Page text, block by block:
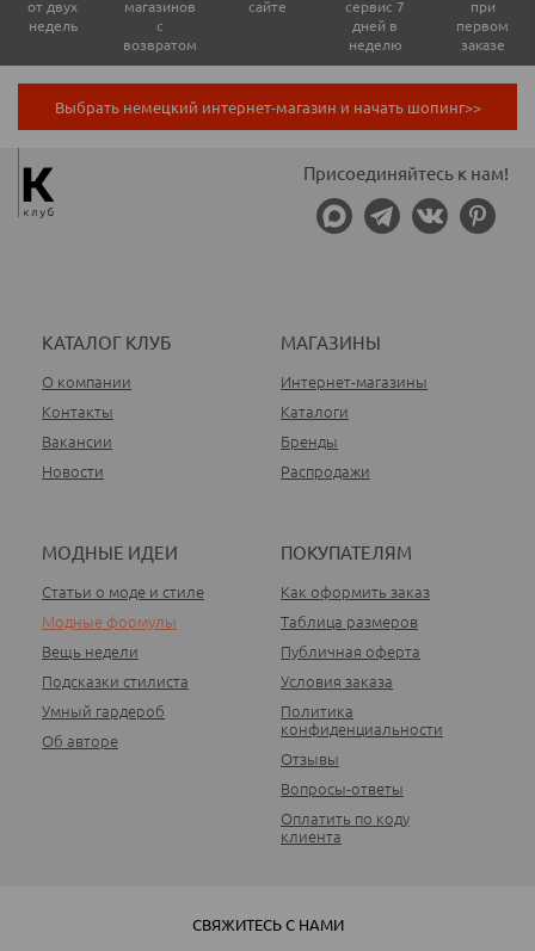
от двух
недель
магазинов
с
возвратом
сайте
сервис 7
дней в
неделю
при
первом
заказе
Выбрать немецкий интернет-магазин и начать шопинг>>
Присоединяйтесь к нам!
КАТАЛОГ КЛУБ
О компании
Контакты
Вакансии
Новости
ПОКУПАТЕЛЯМ
Как оформить заказ
Таблица размеров
Публичная оферта
Условия заказа
Политика
конфиденциальности
Отзывы
Вопросы-ответы
Оплатить по коду
клиента
МАГАЗИНЫ
Интернет-магазины
Каталоги
Бренды
Распродажи
МОДНЫЕ ИДЕИ
Статьи о моде и стиле
Модные формулы
Вещь недели
Подсказки стилиста
Умный гардероб
Об авторе
СВЯЖИТЕСЬ С НАМИ